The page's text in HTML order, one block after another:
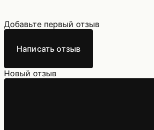
Добавьте первый отзыв
Написать отзыв
Новый отзыв